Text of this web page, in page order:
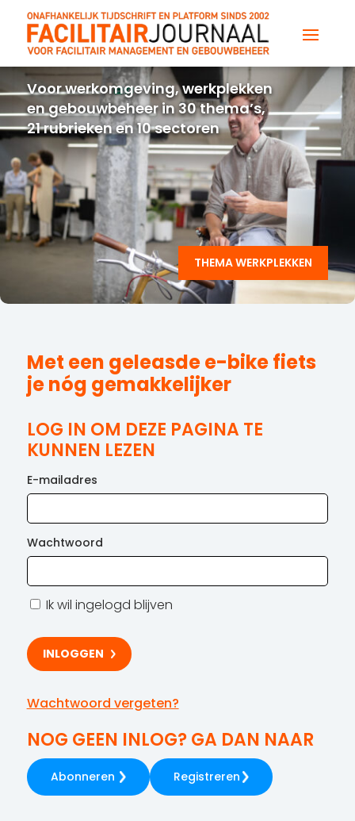
Voor werkomgeving, werkplekken
en gebouwbeheer in 30 thema’s,
21 rubrieken en 10 sectoren
THEMA WERKPLEKKEN
Met een geleasde e-bike fiets
je nóg gemakkelijker
LOG IN OM DEZE PAGINA TE
KUNNEN LEZEN
E-mailadres
Wachtwoord
Ik wil ingelogd blijven
Wachtwoord vergeten?
NOG GEEN INLOG? GA DAN NAAR
Abonneren Registreren